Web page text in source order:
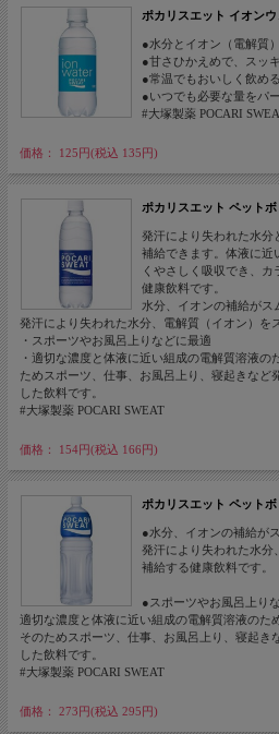
ポカリスエット イオン
●水分とイオン（電解質
●甘さひかえめで、スッ
●常温でもおいしく飲める
●いつでも必要な量をパ
#大塚製薬 POCARI
価格： 125円(税込 135円)
ポカリスエット ペット
発汗により失われた水分
補給できます。体液に近
くやさしく吸収でき、
健康飲料です。
水分、イオンの補給がス
発汗により失われた水分、電解質（イオン）を
・スポーツやお風呂上りなどに最適
・適切な濃度と体液に近い組成の電解質溶液
ためスポーツ、仕事、お風呂上り、寝起きなど
した飲料です。
#大塚製薬 POCARI SWEAT
価格： 154円(税込 166円)
ポカリスエット ペット
●水分、イオンの補給が
発汗により失われた水分
補給する健康飲料です。
●スポーツやお風呂上り
適切な濃度と体液に近い組成の電解質溶液のた
そのためスポーツ、仕事、お風呂上り、寝起き
した飲料です。
#大塚製薬 POCARI SWEAT
価格： 273円(税込 295円)